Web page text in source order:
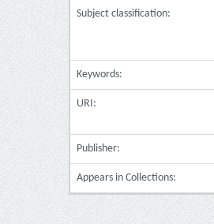
Subject classification:
Keywords:
URI:
Publisher:
Appears in Collections: